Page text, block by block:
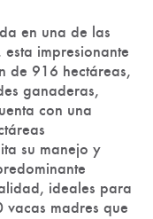
en una de las
impresionante
de 916 hectáreas,
ganaderas,
con una
su manejo y
ideales para
madres que